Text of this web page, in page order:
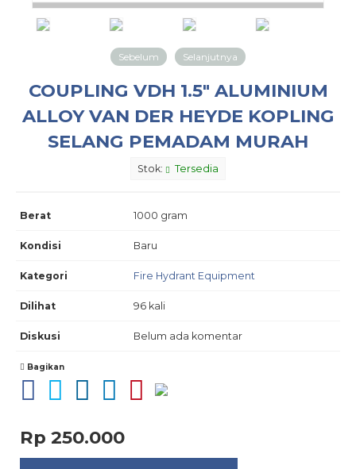
Sebelum Selanjutnya
COUPLING VDH 1.5″ ALUMINIUM
ALLOY VAN DER HEYDE KOPLING
SELANG PEMADAM MURAH
Stok: Tersedia
Berat 1000 gram
Kondisi Baru
Kategori Fire Hydrant Equipment
Dilihat 96 kali
Diskusi Belum ada komentar
Bagikan
Rp 250.000